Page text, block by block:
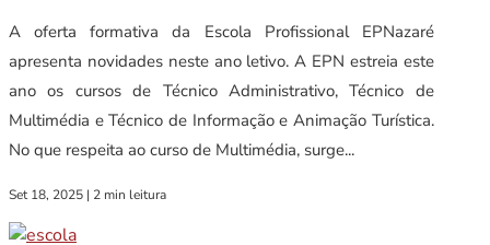
A oferta formativa da Escola Profissional EPNazaré
apresenta novidades neste ano letivo. A EPN estreia este
ano os cursos de Técnico Administrativo, Técnico de
Multimédia e Técnico de Informação e Animação Turística.
No que respeita ao curso de Multimédia, surge...
Set 18, 2025 | 2 min leitura